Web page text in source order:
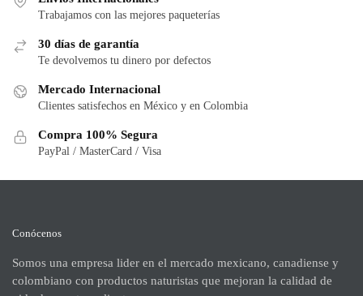
Trabajamos con las mejores paqueterías
30 días de garantía
Te devolvemos tu dinero por defectos
Mercado Internacional
Clientes satisfechos en México y en Colombia
Compra 100% Segura
PayPal / MasterCard / Visa
Conócenos
Somos una empresa lider en el mercado mexicano, canadiense y
colombiano con productos naturistas que mejoran la calidad de